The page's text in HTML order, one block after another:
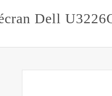
Dell